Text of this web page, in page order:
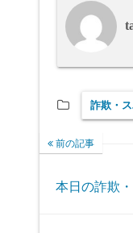
詐欺・
前の記事
本日の詐欺